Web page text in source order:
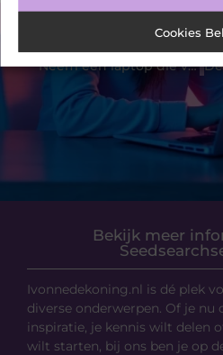
Cookies
Bekijk meer
Ivonnedekoning.nl is dé plek
diverse onderwerpen. Of je nu
inspiratie, je kennis wilt delen
wilt starten, bij ons ben je op
Neem een laptop die voldoet aan alle wensen